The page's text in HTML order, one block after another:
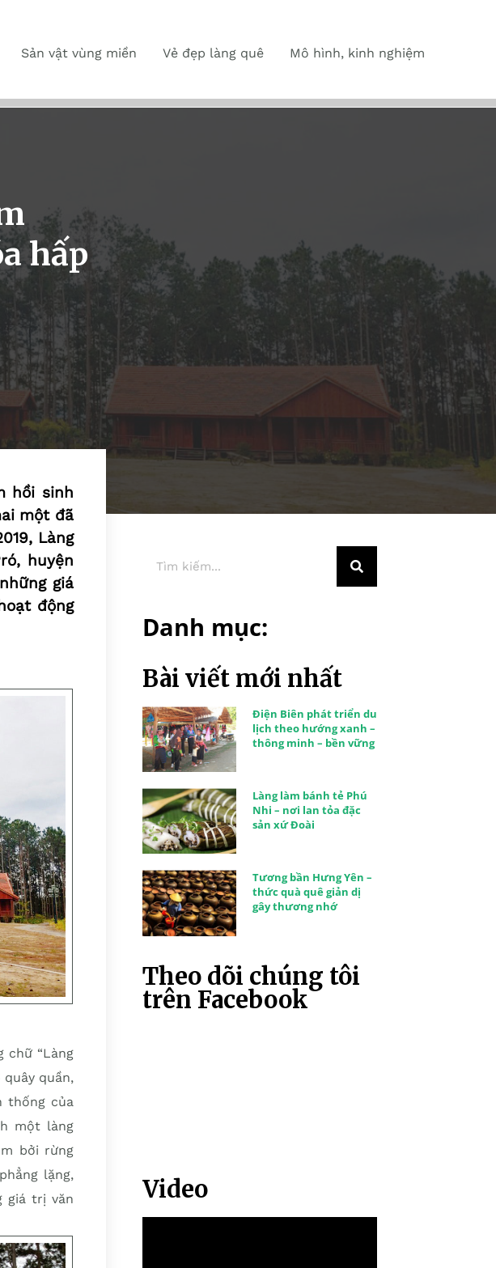
Sản vật vùng miền Vẻ đẹp làng quê Mô hình, kinh nghiệm
hấp
hồi sinh
một đã
Làng
huyện
giá
động
chữ “Làng
quần,
thống của
một làng
bởi rừng
lặng,
giá trị văn
Danh mục:
Bài viết mới nhất
Điện Biên phát triển du
lịch theo hướng xanh –
thông minh – bền vững
Làng làm bánh tẻ Phú
Nhi – nơi lan tỏa đặc
sản xứ Đoài
Tương bần Hưng Yên –
thức quà quê giản dị
gây thương nhớ
Theo dõi chúng tôi
trên Facebook
Video